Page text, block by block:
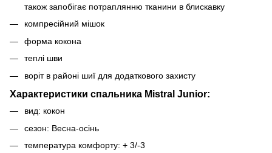
також запобігає потраплянню тканини в блискавку
компресійний мішок
форма кокона
теплі шви
воріт в районі шиї для додаткового захисту
Характеристики спальника Mistral Junior:
вид: кокон
сезон: Весна-осінь
температура комфорту: + 3/-3